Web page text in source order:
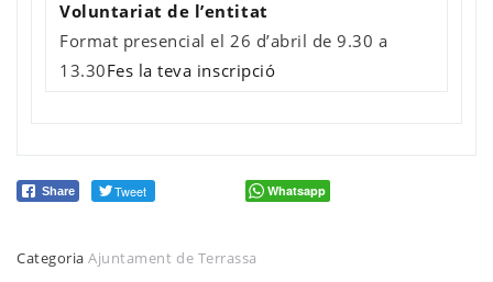
Voluntariat de l’entitat
Format presencial el 26 d’abril de 9.30 a
13.30Fes la teva inscripció
Share Tweet Whatsapp
CategoriaAjuntament de Terrassa